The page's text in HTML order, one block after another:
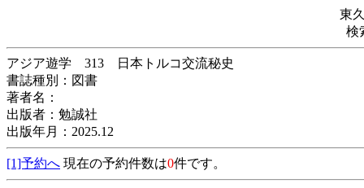
東
検
アジア遊学 313 日本トルコ交流秘史
書誌種別：図書
著者名：
出版者：勉誠社
出版年月：2025.12
[1]予約へ 現在の予約件数は0件です。